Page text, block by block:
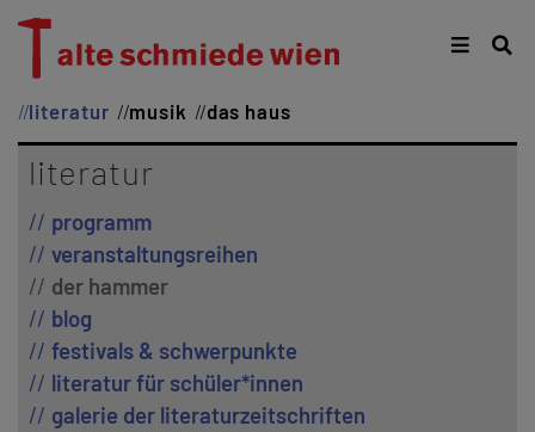
literatur musik das haus
literatur
programm
veranstaltungsreihen
der hammer
blog
festivals & schwerpunkte
literatur für schüler*innen
galerie der literaturzeitschriften